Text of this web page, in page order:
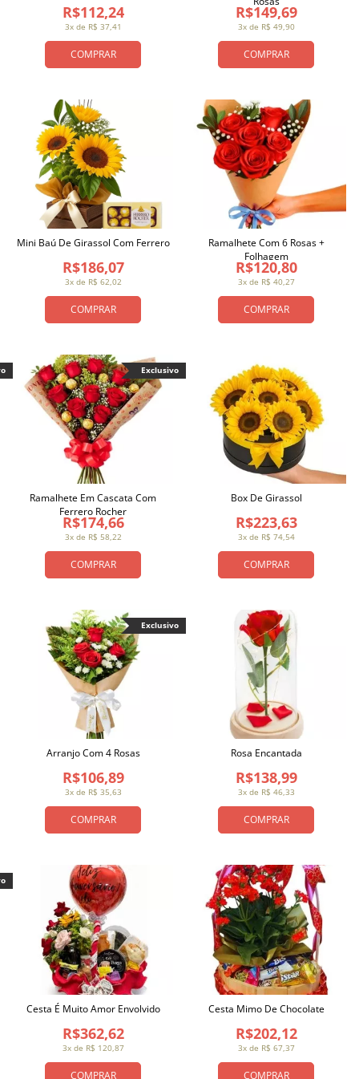
COMPRAR
3x de R$ 37,41
R$112,24
COMPRAR
3x de R$ 49,90
R$149,69
COMPRAR
3x de R$ 62,02
R$186,07
Mini Baú De Girassol Com Ferrero
COMPRAR
3x de R$ 40,27
R$120,80
Ramalhete Com 6 Rosas +
Folhagem
COMPRAR
3x de R$ 58,22
R$174,66
Ramalhete Em Cascata Com
Ferrero Rocher
Exclusivo
COMPRAR
3x de R$ 74,54
R$223,63
Box De Girassol
COMPRAR
3x de R$ 35,63
R$106,89
Arranjo Com 4 Rosas
Exclusivo
COMPRAR
3x de R$ 46,33
R$138,99
Rosa Encantada
COMPRAR
3x de R$ 120,87
R$362,62
Cesta É Muito Amor Envolvido
COMPRAR
3x de R$ 67,37
R$202,12
Cesta Mimo De Chocolate